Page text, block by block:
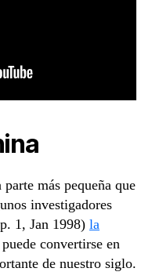
más pequeña que
investigadores
1, Jan 1998) la
convertirse en
de nuestro siglo.